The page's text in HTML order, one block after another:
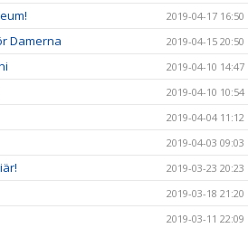
2019-04-17 16:50
Damerna 2019-04-15 20:50
2019-04-10 14:47
2019-04-10 10:54
2019-04-04 11:12
2019-04-03 09:03
2019-03-23 20:23
2019-03-18 21:20
2019-03-11 22:09